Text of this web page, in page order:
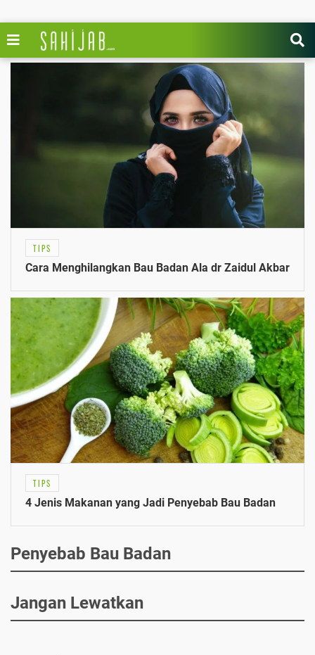
TIPS
Cara Menghilangkan Bau Badan Ala dr Zaidul Akbar
TIPS
4 Jenis Makanan yang Jadi Penyebab Bau Badan
Penyebab Bau Badan
Jangan Lewatkan